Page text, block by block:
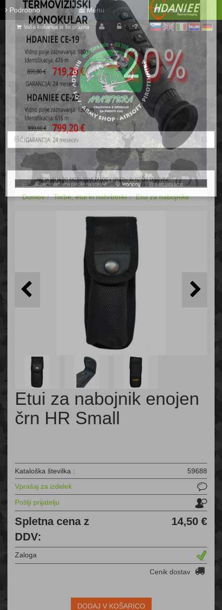
Podrobno Menu Košarica
sl en it hr de
Vaša košarica je še prazna
Domov Torbe, etui in nahrbtniki Etui za nabojnike
Etui za nabojnik enojen
črn HR Small
Kataloška številka :
59688
Vprašaj za izdelek
Pošlji prijatelju
Spletna cena z
DDV:
14,50 €
Zaloga
Cenik dostav
DODAJ V KOŠARICO